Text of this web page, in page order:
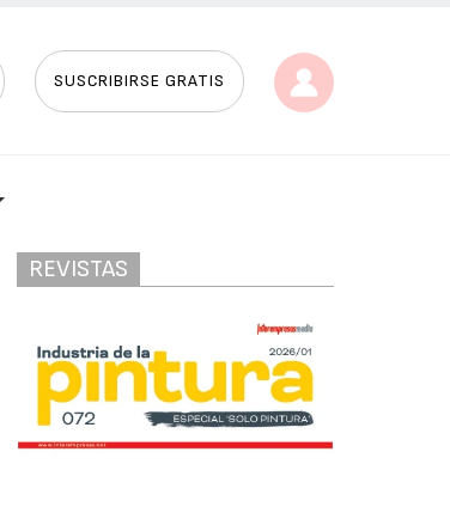
SUSCRIBIRSE GRATIS
REVISTAS